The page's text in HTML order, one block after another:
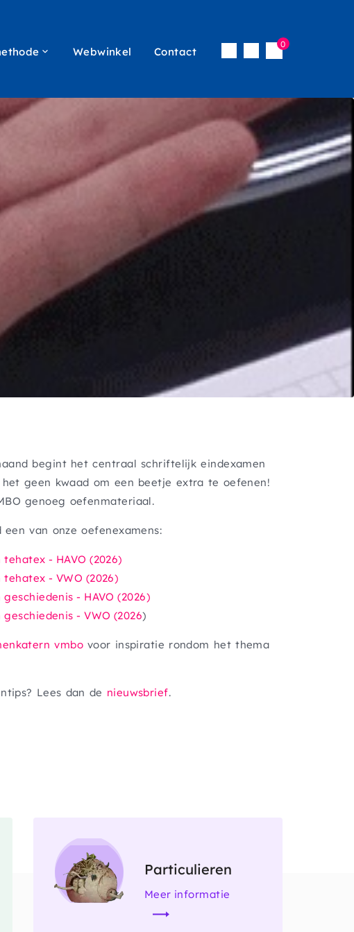
Webwinkel Contact
menu
Inloggen
0
begint het centraal schriftelijk eindexamen
het geen kwaad om een beetje extra te oefenen!
genoeg oefenmateriaal.
van onze oefenexamens:
- HAVO (2026)
- VWO (2026)
- HAVO (2026)
- VWO (2026)
vmbovoor inspiratie rondom het thema
Lees dan de nieuwsbrief.
Afbeelding
Particulieren
Meer informatie